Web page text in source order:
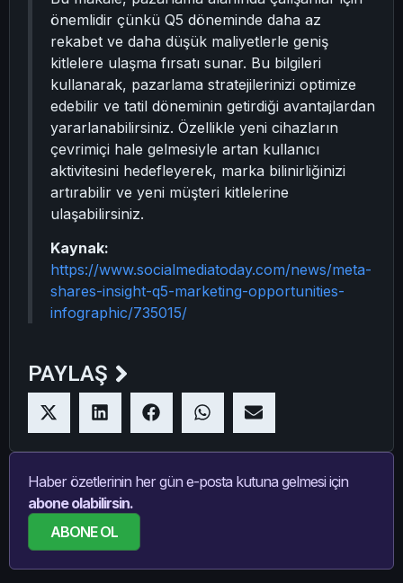
önemlidir çünkü Q5 döneminde daha az
rekabet ve daha düşük maliyetlerle geniş
kitlelere ulaşma fırsatı sunar. Bu bilgileri
kullanarak, pazarlama stratejilerinizi optimize
edebilir ve tatil döneminin getirdiği avantajlardan
yararlanabilirsiniz. Özellikle yeni cihazların
çevrimiçi hale gelmesiyle artan kullanıcı
aktivitesini hedefleyerek, marka bilinirliğinizi
artırabilir ve yeni müşteri kitlelerine
ulaşabilirsiniz.
Kaynak:
https://www.socialmediatoday.com/news/meta-
shares-insight-q5-marketing-opportunities-
infographic/735015/
PAYLAŞ
Haber özetlerinin her gün e-posta kutuna gelmesi için
abone olabilirsin.
ABONE OL